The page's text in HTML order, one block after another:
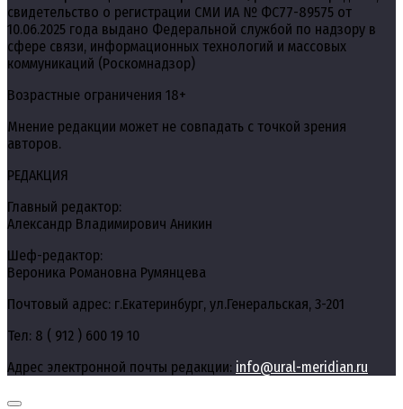
свидетельство о регистрации СМИ ИА № ФС77-89575 от
10.06.2025 года выдано Федеральной службой по надзору в
сфере связи, информационных технологий и массовых
коммуникаций (Роскомнадзор)
Возрастные ограничения 18+
Мнение редакции может не совпадать с точкой зрения
авторов.
РЕДАКЦИЯ
Главный редактор:
Александр Владимирович Аникин
Шеф-редактор:
Вероника Романовна Румянцева
Почтовый адрес: г.Екатеринбург, ул.Генеральская, 3-201
Тел: 8 ( 912 ) 600 19 10
Адрес электронной почты редакции: info@ural-meridian.ru